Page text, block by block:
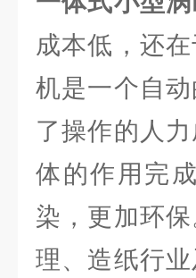
成本低，还
机是一个自
了操作的人
体的作用完
染，更加环
理、造纸行